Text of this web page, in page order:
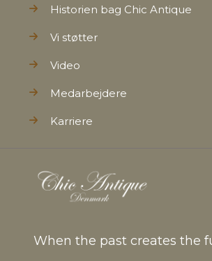
Historien bag Chic Antique
Vi støtter
Video
Medarbejdere
Karriere
When the past creates the